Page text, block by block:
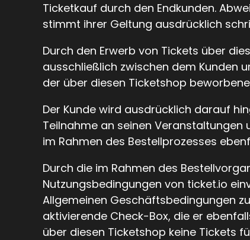
Ticketkauf durch den Endkunden.
stimmt ihrer Geltung ausdrücklich
Durch den Erwerb von Tickets über
ausschließlich zwischen dem Kunden
der über diesen Ticketshop
Der Kunde wird ausdrücklich darauf
Teilnahme an seinen Veranstaltungen
im Rahmen des Bestellprozesses
Durch die im Rahmen des
Nutzungsbedingungen von ticket.io
Allgemeinen Geschäftsbedingungen
aktivierende Check-Box, die er
über diesen Ticketshop keine Tickets